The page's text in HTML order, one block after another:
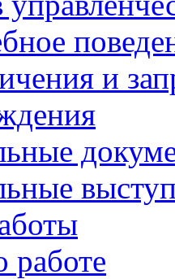
и
работе